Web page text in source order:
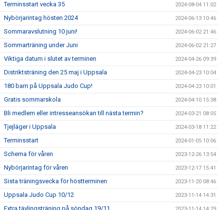
Terminsstart vecka 35 2024-08-04 11:02
Nybörjarintag hösten 2024 2024-06-13 10:46
Sommaravslutning 10 juni! 2024-06-02 21:46
Sommarträning under Juni 2024-06-02 21:27
Viktiga datum i slutet av terminen 2024-04-26 09:39
Distriktsträning den 25 maj i Uppsala 2024-04-23 10:04
180 barn på Uppsala Judo Cup! 2024-04-23 10:01
Gratis sommarskola 2024-04-10 15:38
Bli medlem eller intresseansökan till nästa termin? 2024-03-21 08:05
Tjejläger i Uppsala 2024-03-18 11:22
Terminsstart 2024-01-05 10:06
Schema för våren 2023-12-26 13:54
Nybörjarintag för våren 2023-12-17 15:41
Sista träningsvecka för höstterminen 2023-11-20 08:46
Uppsala Judo Cup 10/12 2023-11-14 14:31
Extra tävlingsträning på söndag 19/11